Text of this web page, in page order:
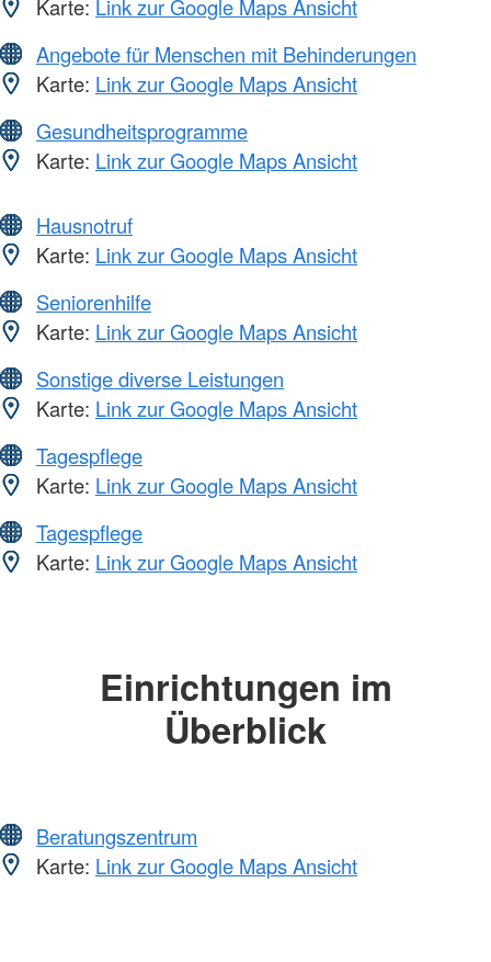
Karte: Link zur Google Maps Ansicht
Angebote für Menschen mit Behinderungen
Karte: Link zur Google Maps Ansicht
Gesundheitsprogramme
Karte: Link zur Google Maps Ansicht
Hausnotruf
Karte: Link zur Google Maps Ansicht
Seniorenhilfe
Karte: Link zur Google Maps Ansicht
Sonstige diverse Leistungen
Karte: Link zur Google Maps Ansicht
Tagespflege
Karte: Link zur Google Maps Ansicht
Tagespflege
Karte: Link zur Google Maps Ansicht
Einrichtungen im
Überblick
Beratungszentrum
Karte: Link zur Google Maps Ansicht